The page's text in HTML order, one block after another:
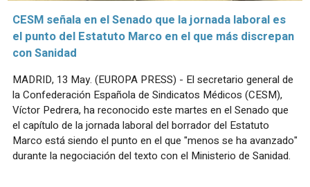
CESM señala en el Senado que la jornada laboral es
el punto del Estatuto Marco en el que más discrepan
con Sanidad
MADRID, 13 May. (EUROPA PRESS) - El secretario general de
la Confederación Española de Sindicatos Médicos (CESM),
Víctor Pedrera, ha reconocido este martes en el Senado que
el capítulo de la jornada laboral del borrador del Estatuto
Marco está siendo el punto en el que "menos se ha avanzado"
durante la negociación del texto con el Ministerio de Sanidad.